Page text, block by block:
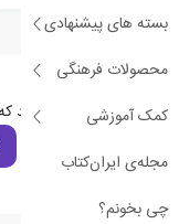
بسته های پیشنهادی
محصولات فرهنگی
کمک آموزشی
مجله‌ی ایران‌کتاب
چی بخونم؟
اولین نفری باشید